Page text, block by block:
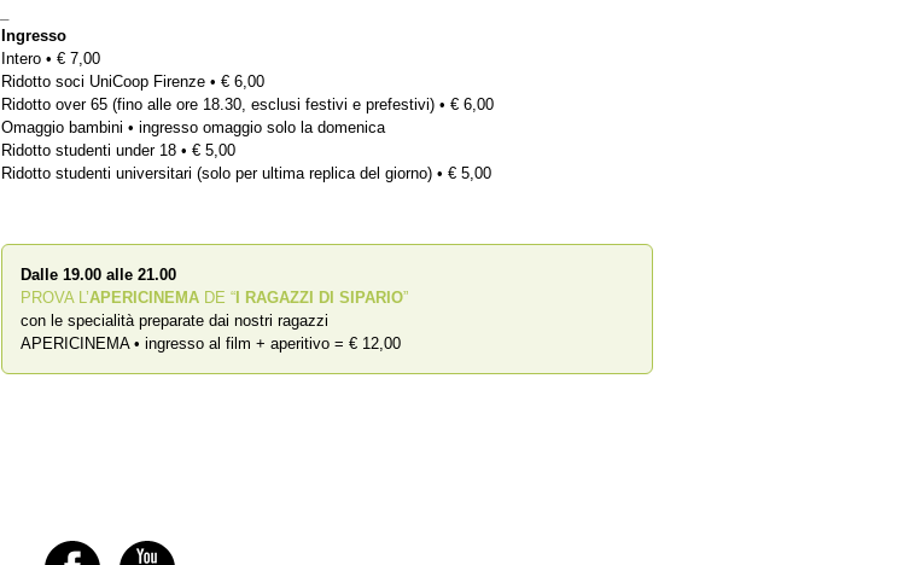
Ingresso
Intero • € 7,00
Ridotto soci UniCoop Firenze • € 6,00
Ridotto over 65 (fino alle ore 18.30, esclusi festivi e prefestivi) • € 6,00
Omaggio bambini • ingresso omaggio solo la domenica
Ridotto studenti under 18 • € 5,00
Ridotto studenti universitari (solo per ultima replica del giorno) • € 5,00
Dalle 19.00 alle 21.00
PROVA L’APERICINEMA DE “ I RAGAZZI DI SIPARIO”
con le specialità preparate dai nostri ragazzi
APERICINEMA • ingresso al film + aperitivo = € 12,00